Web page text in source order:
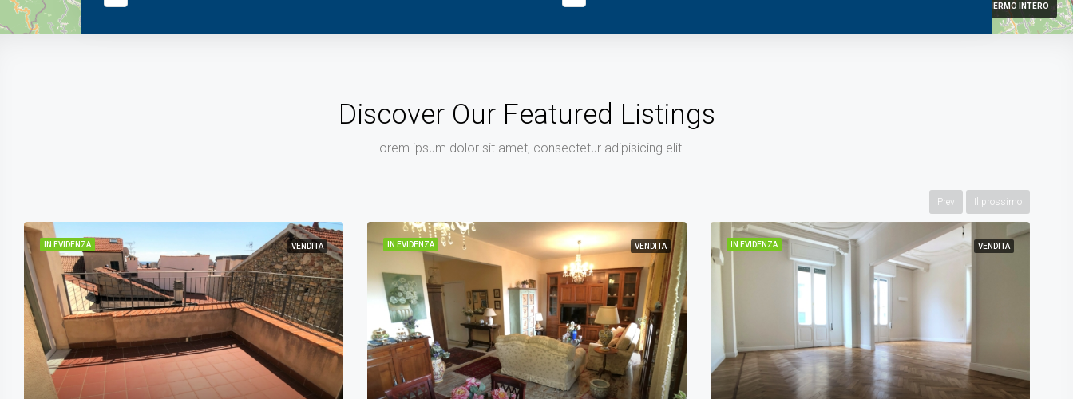
A SCHERMO INTERO
Discover Our Featured Listings
Lorem ipsum dolor sit amet, consectetur adipisicing elit
Prev Il prossimo
IN EVIDENZA VENDITA IN EVIDENZA VENDITA IN EVIDENZA VENDITA